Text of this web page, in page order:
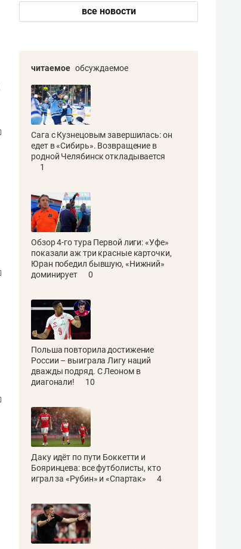
все новости
читаемое обсуждаемое
Сага с Кузнецовым завершилась: он
едет в «Сибирь». Возвращение в
родной Челябинск откладывается
1
Обзор 4-го тура Первой лиги: «Уфе»
показали аж три красные карточки,
Юран победил бывшую, «Нижний»
доминирует
0
Польша повторила достижение
России – выиграла Лигу наций
дважды подряд. С Леоном в
диагонали!
10
Даку идёт по пути Боккетти и
Бояринцева: все футболисты, кто
играл за «Рубин» и «Спартак»
4